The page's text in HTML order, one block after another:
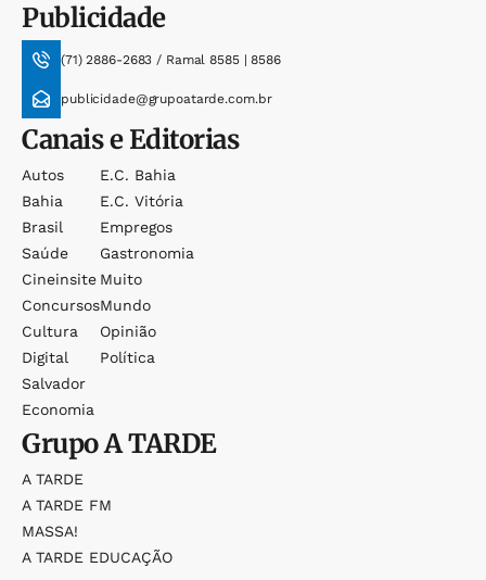
Publicidade
(71) 2886-2683 / Ramal 8585 | 8586
publicidade@grupoatarde.com.br
Canais e Editorias
Autos
Bahia
Brasil
Saúde
Cineinsite
Concursos
Cultura
Digital
Salvador
Economia
E.c. Bahia
E.c. Vitória
Empregos
Gastronomia
Muito
Mundo
Opinião
Política
GrupoA TARDE
A TARDE
A TARDE FM
MASSA!
A TARDE EDUCAÇÃO